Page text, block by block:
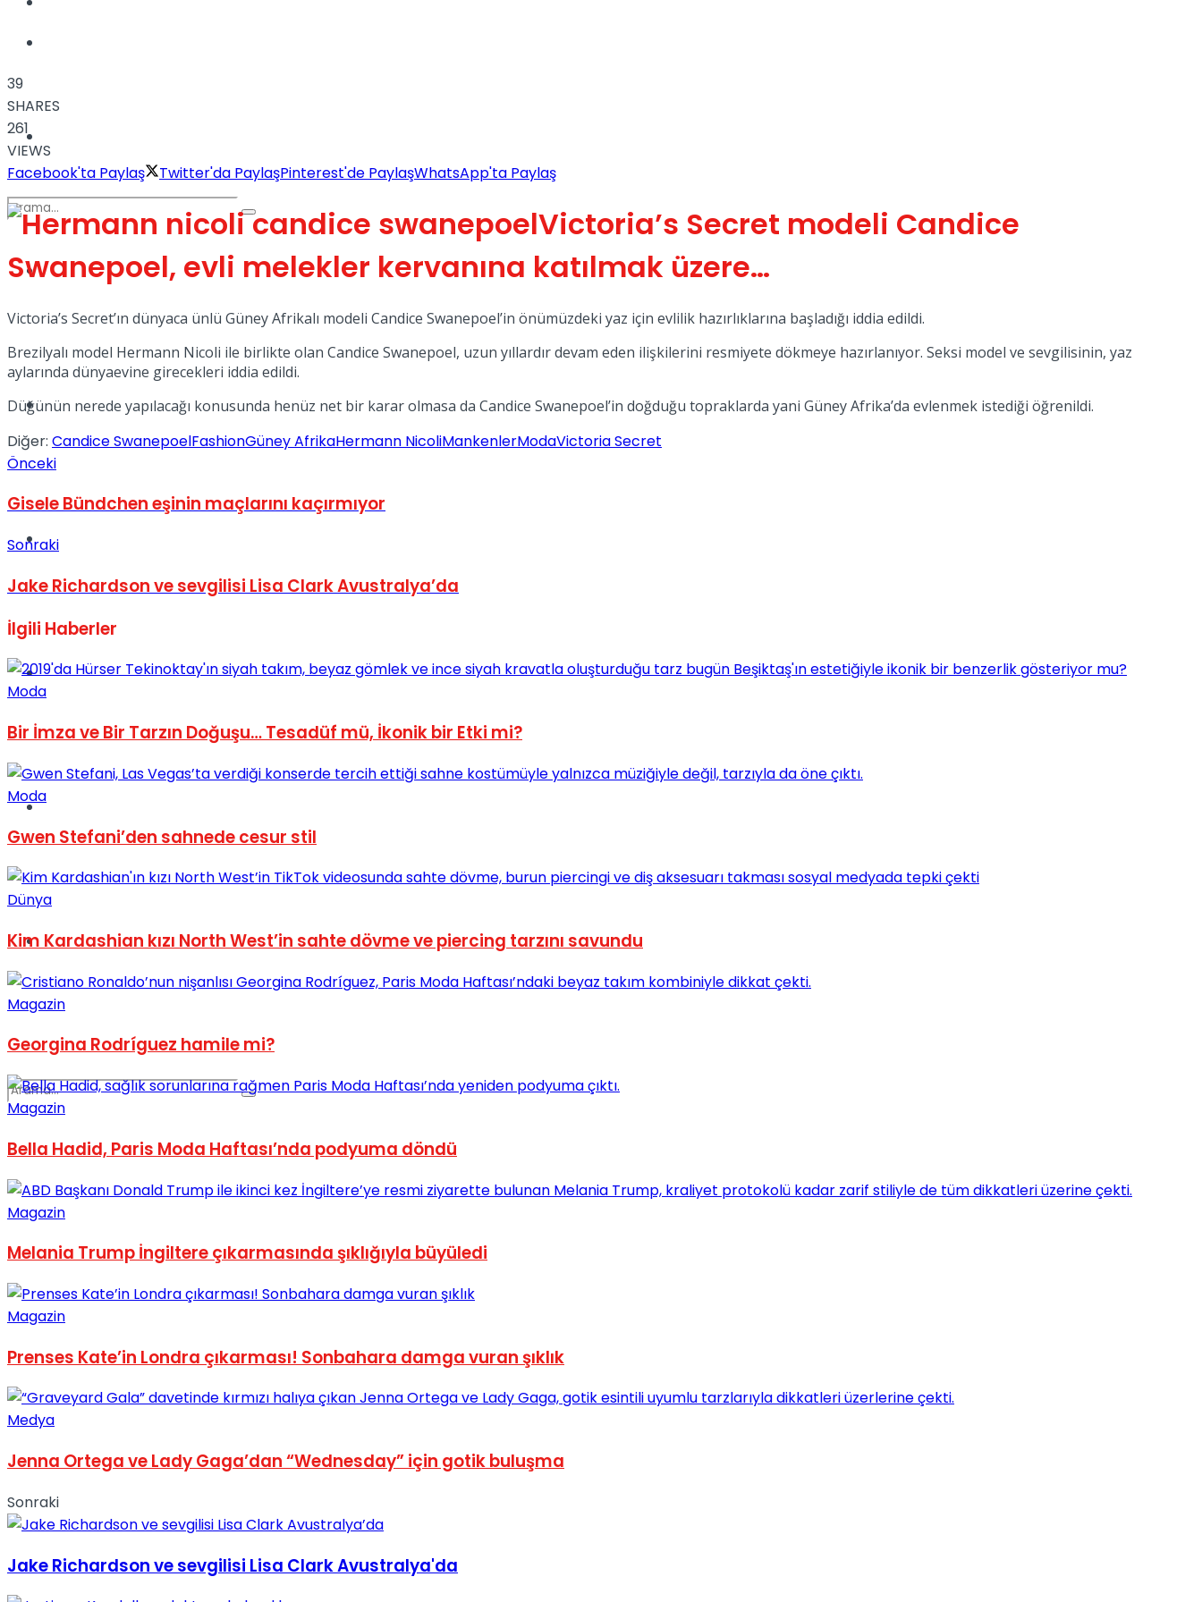
Türkiye
Müzik
Sinema
Tatil
Spor
Podcast
No Result
View All Result
No Result
View All Result
39
SHARES
261
VIEWS
Facebook'ta Paylaş
Twitter'da PaylaşPinterest'de PaylaşWhatsApp'ta Paylaş
Victoria’s Secret modeli Candice
Swanepoel, evli melekler kervanına katılmak üzere…
Victoria’s Secret’ın dünyaca ünlü Güney Afrikalı modeli Candice Swanepoel’in önümüzdeki yaz için evlilik hazırlıklarına başladığı iddia edildi.
Brezilyalı model Hermann Nicoli ile birlikte olan Candice Swanepoel, uzun yıllardır devam eden ilişkilerini resmiyete dökmeye hazırlanıyor. Seksi model ve sevgilisinin, yaz
aylarında dünyaevine girecekleri iddia edildi.
Düğünün nerede yapılacağı konusunda henüz net bir karar olmasa da Candice Swanepoel’in doğduğu topraklarda yani Güney Afrika’da evlenmek istediği öğrenildi.
Diğer: Candice SwanepoelFashionGüney AfrikaHermann NicoliMankenlerModaVictoria Secret
Önceki
Gisele Bündchen eşinin maçlarını kaçırmıyor
Sonraki
Jake Richardson ve sevgilisi Lisa Clark Avustralya’da
İlgili Haberler
Moda
Bir İmza ve Bir Tarzın Doğuşu… Tesadüf mü, İkonik bir Etki mi?
Moda
Gwen Stefani’den sahnede cesur stil
Dünya
Kim Kardashian kızı North West’in sahte dövme ve piercing tarzını savundu
Magazin
Georgina Rodríguez hamile mi?
Magazin
Bella Hadid, Paris Moda Haftası’nda podyuma döndü
Magazin
Melania Trump İngiltere çıkarmasında şıklığıyla büyüledi
Magazin
Prenses Kate’in Londra çıkarması! Sonbahara damga vuran şıklık
Medya
Jenna Ortega ve Lady Gaga’dan “Wednesday” için gotik buluşma
Sonraki
Jake Richardson ve sevgilisi Lisa Clark Avustralya'da